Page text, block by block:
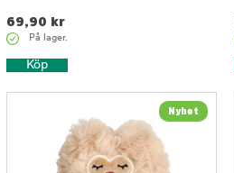
69,90 kr
På lager.
Köp